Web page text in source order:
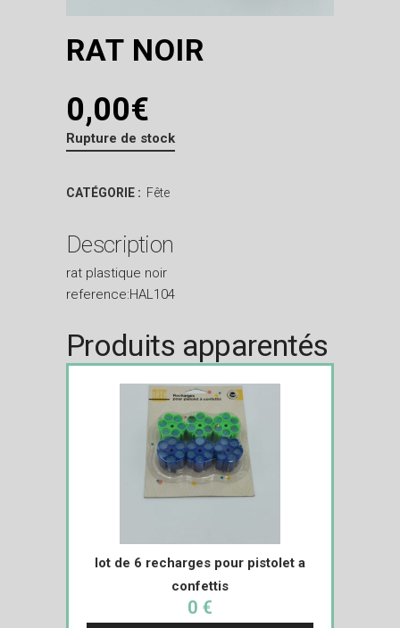
RAT NOIR
0,00€
Rupture de stock
CATÉGORIE : Fête
Description
rat plastique noir
reference:HAL104
Produits apparentés
lot de 6 recharges pour pistolet a
confettis
0 €